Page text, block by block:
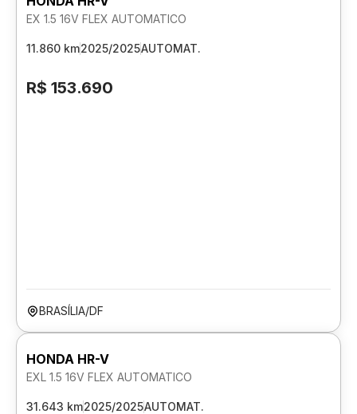
EX 1.5 16V FLEX AUTOMATICO
11.860 km2025/2025AUTOMAT.
R$ 153.690
BRASÍLIA/DF
HONDA HR-V
EXL 1.5 16V FLEX AUTOMATICO
31.643 km2025/2025AUTOMAT.